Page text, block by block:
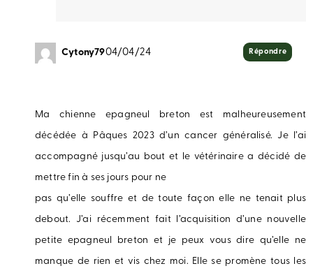
Cytony7904/04/24
Ma chienne epagneul breton est malheureusement
décédée à Pâques 2023 d’un cancer généralisé. Je l’ai
accompagné jusqu’au bout et le vétérinaire a décidé de
mettre fin à ses jours pour ne
pas qu’elle souffre et de toute façon elle ne tenait plus
debout. J’ai récemment fait l’acquisition d’une nouvelle
petite epagneul breton et je peux vous dire qu’elle ne
manque de rien et vis chez moi. Elle se promène tous les
Répondre